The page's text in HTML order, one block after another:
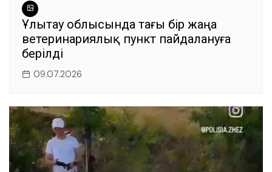
Ұлытау облысында тағы бір жаңа
ветеринариялық пункт пайдалануға
берілді
09.07.2026